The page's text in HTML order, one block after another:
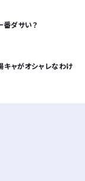
番ダサい？
ャがオシャレなわけ